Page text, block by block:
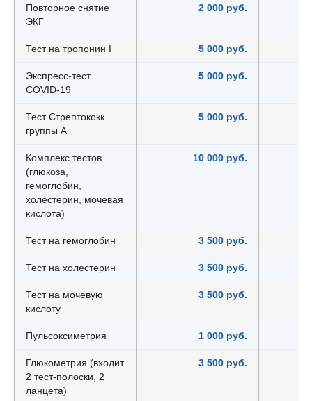
Повторное снятие
ЭКГ
2 000 руб.
Тест на тропонин I 5 000 руб.
Экспресс-тест
COVID-19
5 000 руб.
Тест Стрептококк
группы А
5 000 руб.
Комплекс тестов
(глюкоза,
гемоглобин,
холестерин, мочевая
кислота)
10 000 руб.
Тест на гемоглобин 3 500 руб.
Тест на холестерин 3 500 руб.
Тест на мочевую
кислоту
3 500 руб.
Пульсоксиметрия 1 000 руб.
Глюкометрия (входит
2 тест-полоски, 2
ланцета)
3 500 руб.